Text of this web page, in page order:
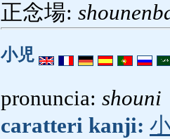
正念場:
小児
pronuncia: shouni
caratteri kanji: